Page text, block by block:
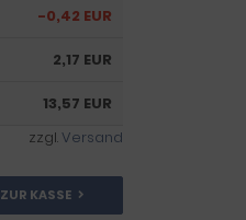
-0,42 EUR
2,17 EUR
13,57 EUR
zzgl.Versand
ZUR KASSE